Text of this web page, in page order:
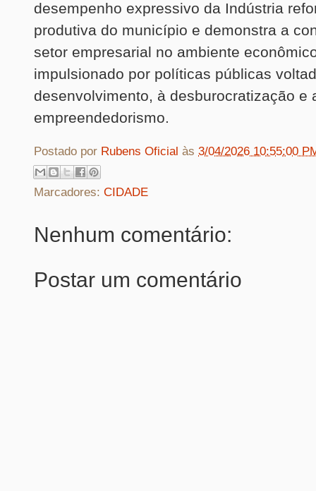
desempenho expressivo da Indústria
produtiva do município e demonstra a
setor empresarial no ambiente
impulsionado por políticas públicas
desenvolvimento, à desburocratização e
empreendedorismo.
Postado por Rubens Oficial às 3/04/2026 10:55:00
Marcadores: CIDADE
Nenhum comentário:
Postar um comentário